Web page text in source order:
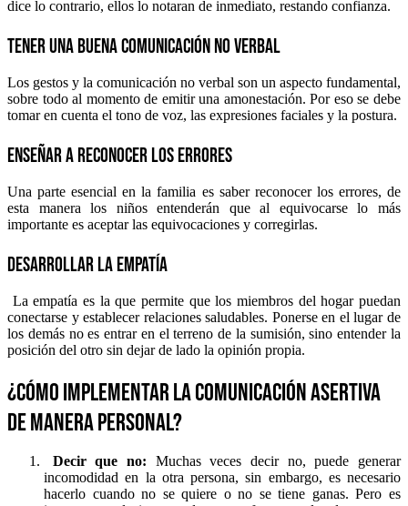
dice lo contrario, ellos lo notaran de inmediato, restando confianza.
Tener una buena comunicación no verbal
Los gestos y la comunicación no verbal son un aspecto fundamental,
sobre todo al momento de emitir una amonestación. Por eso se debe
tomar en cuenta el tono de voz, las expresiones faciales y la postura.
Enseñar a reconocer los errores
Una parte esencial en la familia es saber reconocer los errores, de
esta manera los niños entenderán que al equivocarse lo más
importante es aceptar las equivocaciones y corregirlas.
Desarrollar la empatía
La empatía es la que permite que los miembros del hogar puedan
conectarse y establecer relaciones saludables. Ponerse en el lugar de
los demás no es entrar en el terreno de la sumisión, sino entender la
posición del otro sin dejar de lado la opinión propia.
¿Cómo implementar la comunicación asertiva
de manera personal?
Decir que no: Muchas veces decir no, puede generar
incomodidad en la otra persona, sin embargo, es necesario
hacerlo cuando no se quiere o no se tiene ganas. Pero es